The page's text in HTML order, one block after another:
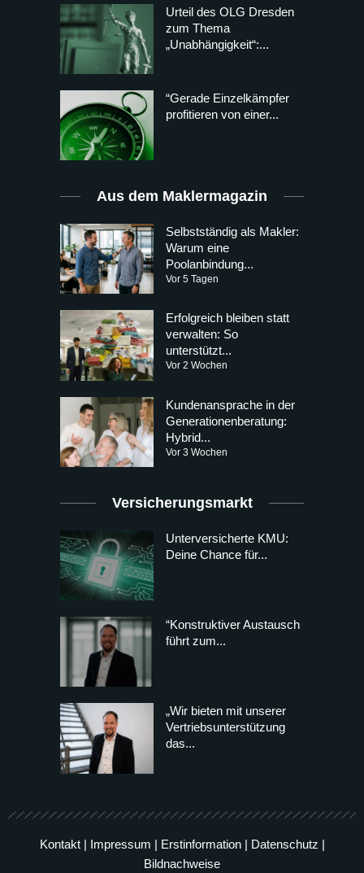
Urteil des OLG Dresden
zum Thema
„Unabhängigkeit“:...
“Gerade Einzelkämpfer
profitieren von einer...
Aus dem Maklermagazin
Selbstständig als Makler:
Warum eine
Poolanbindung...
Vor 5 Tagen
Erfolgreich bleiben statt
verwalten: So
unterstützt...
Vor 2 Wochen
Kundenansprache in der
Generationenberatung:
Hybrid...
Vor 3 Wochen
Versicherungsmarkt
Unterversicherte KMU:
Deine Chance für...
“Konstruktiver Austausch
führt zum...
„Wir bieten mit unserer
Vertriebsunterstützung
das...
Kontakt| Impressum | Erstinformation| Datenschutz |
Bildnachweise